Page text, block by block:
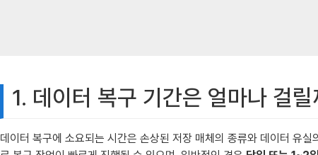
1. 데이터 복구 기간은 얼마나 걸
데이터 복구에 소요되는 시간은 손상된 저장 매체의 종류와 데이터 유